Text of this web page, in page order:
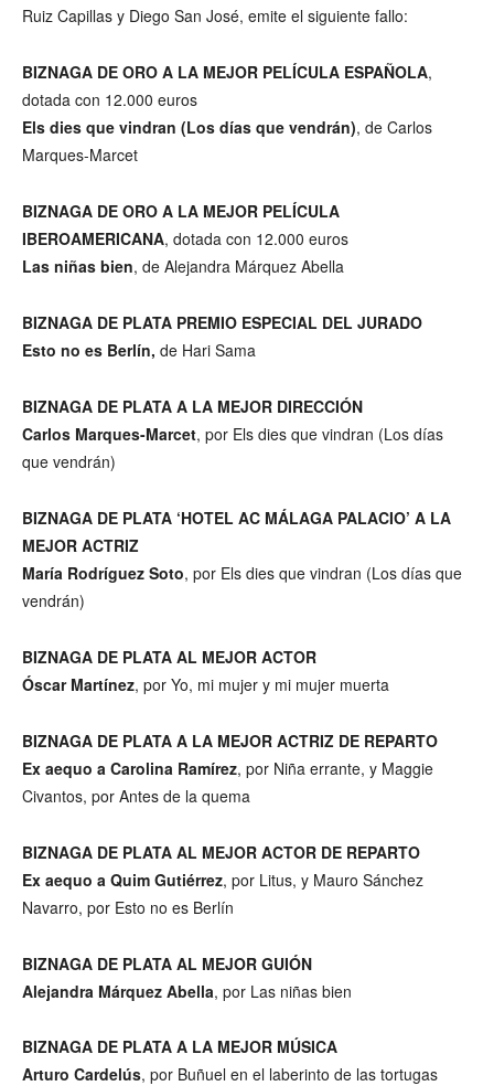
Ruiz Capillas y Diego San José, emite el siguiente fallo:
BIZNAGA DE ORO A LA MEJOR PELÍCULA ESPAÑOLA,
dotada con 12.000 euros
Els dies que vindran (Los días que vendrán), de Carlos
Marques-Marcet
BIZNAGA DE ORO A LA MEJOR PELÍCULA
IBEROAMERICANA, dotada con 12.000 euros
Las niñas bien, de Alejandra Márquez Abella
BIZNAGA DE PLATA PREMIO ESPECIAL DEL JURADO
Esto no es Berlín, de Hari Sama
BIZNAGA DE PLATA A LA MEJOR DIRECCIÓN
Carlos Marques-Marcet, por Els dies que vindran (Los días
que vendrán)
BIZNAGA DE PLATA ‘HOTEL AC MÁLAGA PALACIO’ A LA
MEJOR ACTRIZ
María Rodríguez Soto, por Els dies que vindran (Los días que
vendrán)
BIZNAGA DE PLATA AL MEJOR ACTOR
Óscar Martínez, por Yo, mi mujer y mi mujer muerta
BIZNAGA DE PLATA A LA MEJOR ACTRIZ DE REPARTO
Ex aequo a Carolina Ramírez, por Niña errante, y Maggie
Civantos, por Antes de la quema
BIZNAGA DE PLATA AL MEJOR ACTOR DE REPARTO
Ex aequo a Quim Gutiérrez, por Litus, y Mauro Sánchez
Navarro, por Esto no es Berlín
BIZNAGA DE PLATA AL MEJOR GUIÓN
Alejandra Márquez Abella, por Las niñas bien
BIZNAGA DE PLATA A LA MEJOR MÚSICA
Arturo Cardelús, por Buñuel en el laberinto de las tortugas